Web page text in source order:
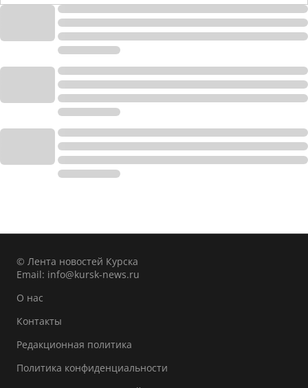
© Лента новостей Курска
Email: info@kursk-news.ru
О нас
Контакты
Редакционная политика
Политика конфиденциальности